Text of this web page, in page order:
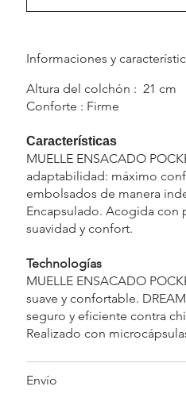
Informaciones y
Altura del colchón : 21 cm
Conforte : Firme
Características
MUELLE ENSACADO
adaptabilidad: máximo
embolsados de manera
Encapsulado. Acogida con
suavidad y confort.
Technologías
MUELLE ENSACADO
suave y confortable.
seguro y eficiente contra
Realizado con
Envío